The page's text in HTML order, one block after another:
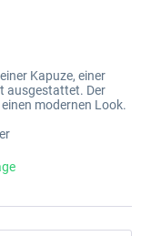
Kapuze, einer
ausgestattet. Der
modernen Look.